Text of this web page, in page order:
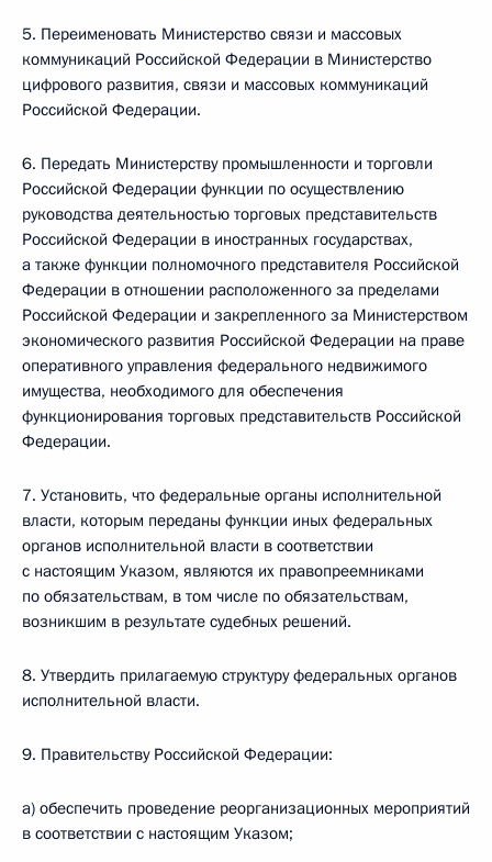
5. Переименовать Министерство связи и массовых
коммуникаций Российской Федерации в Министерство
цифрового развития, связи и массовых коммуникаций
Российской Федерации.
6. Передать Министерству промышленности и торговли
Российской Федерации функции по осуществлению
руководства деятельностью торговых представительств
Российской Федерации в иностранных государствах,
а также функции полномочного представителя Российской
Федерации в отношении расположенного за пределами
Российской Федерации и закрепленного за Министерством
экономического развития Российской Федерации на праве
оперативного управления федерального недвижимого
имущества, необходимого для обеспечения
функционирования торговых представительств Российской
Федерации.
7. Установить, что федеральные органы исполнительной
власти, которым переданы функции иных федеральных
органов исполнительной власти в соответствии
с настоящим Указом, являются их правопреемниками
по обязательствам, в том числе по обязательствам,
возникшим в результате судебных решений.
8. Утвердить прилагаемую структуру федеральных органов
исполнительной власти.
9. Правительству Российской Федерации:
а) обеспечить проведение реорганизационных мероприятий
в соответствии с настоящим Указом;